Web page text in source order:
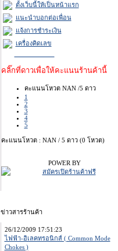
ตั้งเว็บนี้ให้เป็นหน้าแรก
แนะนำบอกต่อเพื่อน
แจ้งการชำระเงิน
เครื่องคิดเลข
คลิ๊กที่ดาวเพื่อให้คะแนนร้านค้านี้
คะแนนโหวต NAN /5 ดาว
1
2
3
4
5
คะแนนโหวต : NAN / 5 ดาว (0 โหวต)
POWER BY
ข่าวสารร้านค้า
26/12/2009 17:51:23
ไฟฟ้า-อิเลคทรอนิกส์ ( Common Mode
Chokes )